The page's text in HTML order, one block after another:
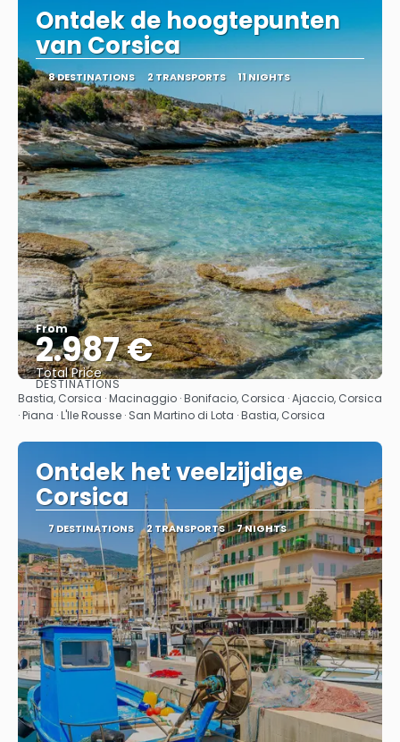
Ontdek de hoogtepunten
van Corsica
8 DESTINATIONS 2 TRANSPORTS 11 NIGHTS
From
2.987 €
Total Price
See
DESTINATIONS
Bastia, Corsica · Macinaggio · Bonifacio, Corsica · Ajaccio, Corsica
· Piana · L'Ile Rousse · San Martino di Lota · Bastia, Corsica
Ontdek het veelzijdige
Corsica
7 DESTINATIONS 2 TRANSPORTS 7 NIGHTS